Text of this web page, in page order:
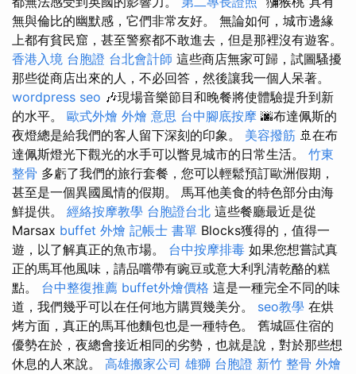
無與倫比的幽默感，它們非常友好。 無論如何，城市邊緣
上都有貧民窟，甚至警察都不敢進去，但是那裡沒有遊客。
香港入境 台胞證 台北會計師 這些商店無家可歸，試圖騷擾
那些從商店出來的人，不必回答，然後讓我一個人呆著。
wordpress seo 🎶現場音樂節目和晚餐將使體驗提升到新
的水平。 歐式外燴 外燴 意思 台中腳底按摩 🌆布達佩斯的
夜燈總是給我們的客人留下深刻的印象。 美容撥筋 🚢在布
達佩斯燈光下觀光的水手可以瞥見城市的日常生活。 竹東
整骨 多虧了我們的旅行套餐，您可以輕鬆預訂歐洲假期，
甚至是一個異國風情的假期。 馬耳他美食的特色部分由海
鮮提供。 經絡按摩教學 台胞證台北 這些餐廳最近是從
Marsax buffet 外燴 記帳士 書單 Blocks獲得的，值得一
遊，以了解真正的魚市場。 台中按摩排毒 如果您想嘗試真
正的馬耳他風味，請品嚐帶有豌豆或意大利乳清乾酪的糕
點。 台中整復推薦 buffet外燴價格 這是一種完全不同的味
道，我們幾乎可以在任何地方購買幾美分。 seo教學 在烘
烤方面，真正的馬耳他麵包也是一種特色。 舊城區住宿的
優勢在於，夜總會接近相同的劣勢，也就是說，對於那些想
休息的人來說。 高雄搬家公司 雄獅 台胞證 新竹 整骨 外燴